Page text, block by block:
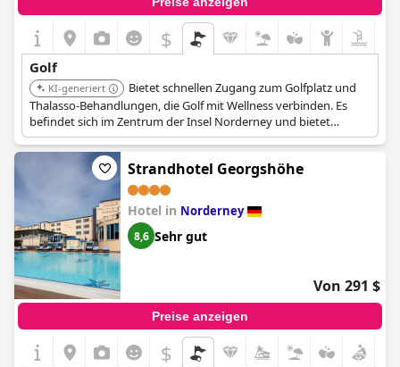
$
Golf
KI-generiert
Bietet schnellen Zugang zum Golfplatz und
Thalasso-Behandlungen, die Golf mit Wellness verbinden. Es
befindet sich im Zentrum der Insel Norderney und bietet
Zugang zum Fischerhaus Museum.
Strandhotel Georgshöhe
Hotel in Norderney
8,6 Sehr gut
Von 291 $
Preise anzeigen
$